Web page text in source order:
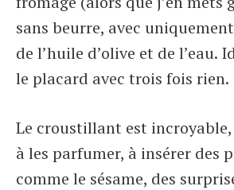
sans beurre, avec
de l’huile d’olive et de l’eau.
le placard avec trois fois rien.
Le croustillant est incroyable,
à les parfumer, à insérer des
comme le sésame, des